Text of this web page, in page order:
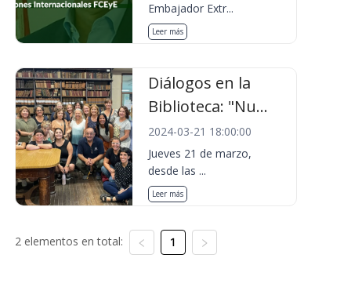
Embajador Extr...
Leer más
Diálogos en la
Biblioteca: "Nu...
2024-03-21 18:00:00
Jueves 21 de marzo,
desde las ...
Leer más
2 elementos en total: 1